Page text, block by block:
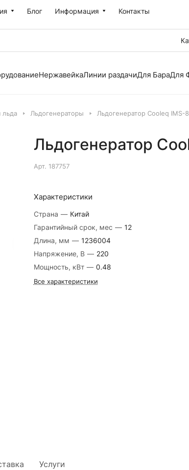
Блог Информация Контакты
НержавейкаЛинии раздачиДля БараДля
Льдогенераторы Льдогенератор Cooleq IMS-
Льдогенератор
Арт. 187757
Характеристики
Страна — Китай
Гарантийный срок, мес — 12
Длина, мм — 1236004
Напряжение, В — 220
Мощность, кВт — 0.48
Все характеристики
Услуги